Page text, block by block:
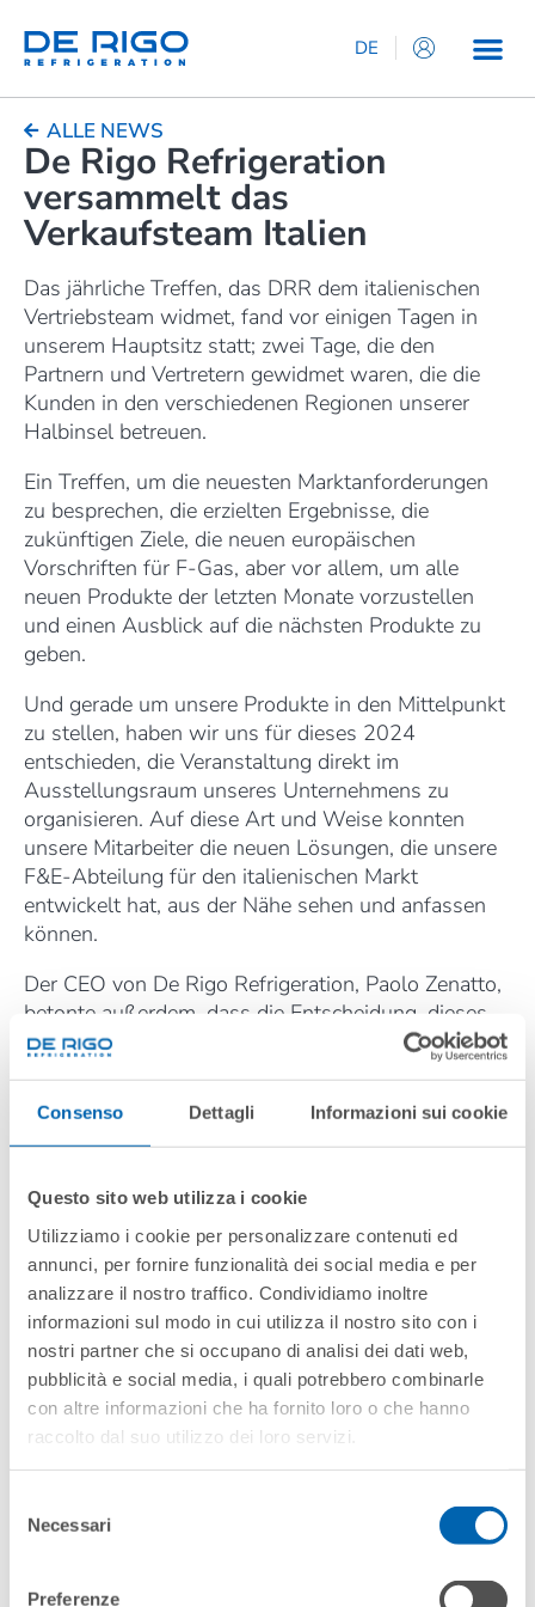
Consenso Dettagli Informazioni sui cookie
Questo sito web utilizza i cookie
Utilizziamo i cookie per personalizzare contenuti ed
annunci, per fornire funzionalità dei social media e per
analizzare il nostro traffico. Condividiamo inoltre
informazioni sul modo in cui utilizza il nostro sito con i
nostri partner che si occupano di analisi dei dati web,
pubblicità e social media, i quali potrebbero combinarle
con altre informazioni che ha fornito loro o che hanno
raccolto dal suo utilizzo dei loro servizi.
delNecessari
Preferenze
DE
IT
ES
ALLE NEWS
De Rigo Refrigeration
versammelt das
Verkaufsteam Italien
Das jährliche Treffen, das DRR dem italienischen
Vertriebsteam widmet, fand vor einigen Tagen in
unserem Hauptsitz statt; zwei Tage, die den
Partnern und Vertretern gewidmet waren, die die
Kunden in den verschiedenen Regionen unserer
Halbinsel betreuen.
Ein Treffen, um die neuesten Marktanforderungen
zu besprechen, die erzielten Ergebnisse, die
zukünftigen Ziele, die neuen europäischen
Vorschriften für F-Gas, aber vor allem, um alle
neuen Produkte der letzten Monate vorzustellen
und einen Ausblick auf die nächsten Produkte zu
geben.
Und gerade um unsere Produkte in den Mittelpunkt
zu stellen, haben wir uns für dieses 2024
entschieden, die Veranstaltung direkt im
Ausstellungsraum unseres Unternehmens zu
organisieren. Auf diese Art und Weise konnten
unsere Mitarbeiter die neuen Lösungen, die unsere
F&E-Abteilung für den italienischen Markt
entwickelt hat, aus der Nähe sehen und anfassen
können.
Der CEO von De Rigo Refrigeration, Paolo Zenatto,
betonte außerdem, dass die Entscheidung, dieses
Treffen direkt im Herzen des Unternehmens zu
veranstalten, auch deshalb getroffen wurde, um
unseren externen Mitarbeitern die wichtigen
Verbesserungen im Produktionsbereich des Werks
zu zeigen.
Wir möchten uns bei allen Teilnehmern für die
Beteiligung an dieser wichtigen Veranstaltung
bedanken. Ein besonderer Applaus geht an das
gesamte italienische Vertriebsteam unter der
Leitung von Fausto Domenghini für die großartige
Arbeit, die sie leisten.
AUGUST 2024